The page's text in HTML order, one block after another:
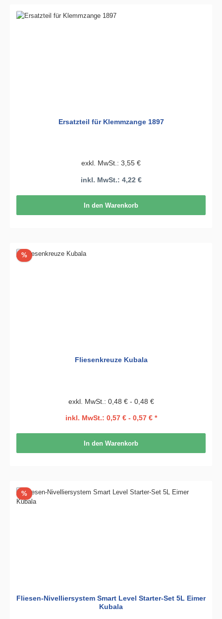
Ersatzteil für Klemmzange 1897
exkl. MwSt.: 3,55 €
inkl. MwSt.: 4,22 €
In den Warenkorb
%Rabatt
Fliesenkreuze Kubala
exkl. MwSt.: 0,48 € - 0,48 €
inkl. MwSt.: 0,57 € - 0,57 € *
In den Warenkorb
%Rabatt
Fliesen-Nivelliersystem Smart Level Starter-Set 5L Eimer
Kubala